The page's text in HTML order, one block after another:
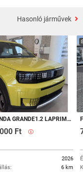
Hasonló járművek
LAPRIMA KÉSZLETES! AZONNAL ELVIHETŐ!
Ft
2026
6 km